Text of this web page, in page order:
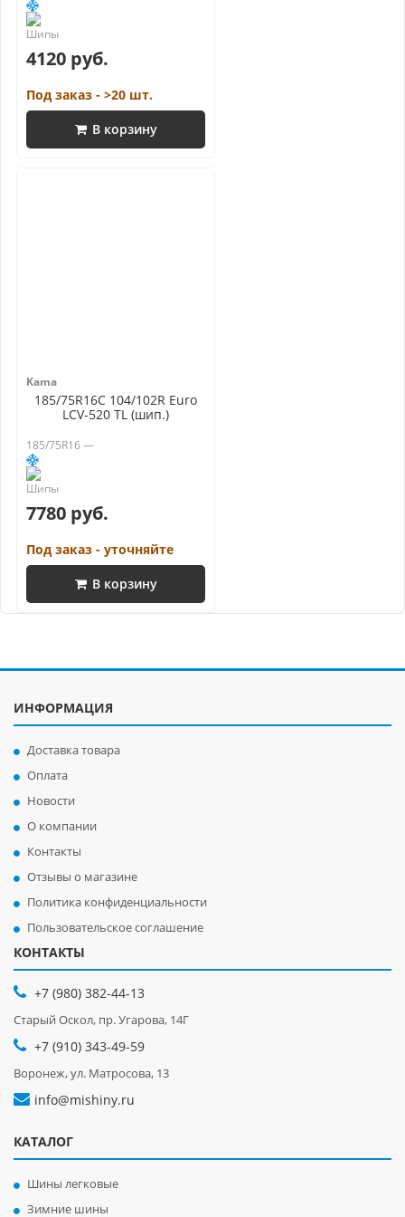
4120 руб.
Под заказ - >20 шт.
В корзину
Kama
185/75R16C 104/102R Euro
LCV-520 TL (шип.)
185/75R16 —
7780 руб.
Под заказ - уточняйте
В корзину
ИНФОРМАЦИЯ
Доставка товара
Оплата
Новости
О компании
Контакты
Отзывы о магазине
Политика конфиденциальности
Пользовательское соглашение
КОНТАКТЫ
+7 (980) 382-44-13
Старый Оскол, пр. Угарова, 14Г
+7 (910) 343-49-59
Воронеж, ул. Матросова, 13
info@mishiny.ru
КАТАЛОГ
Шины легковые
Зимние шины